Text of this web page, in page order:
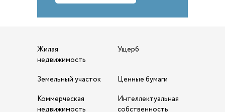
Жилая
недвижимость
Ущерб
Земельный участок
Ценные бумаги
Коммерческая
недвижимость
Интеллектуальная
собственность